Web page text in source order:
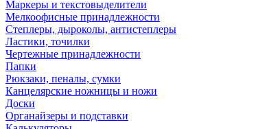
Маркеры и текстовыделители
Мелкоофисные принадлежности
Степлеры, дыроколы, антистеплеры
Ластики, точилки
Чертежные принадлежности
Папки
Рюкзаки, пеналы, сумки
Канцелярские ножницы и ножи
Доски
Органайзеры и подставки